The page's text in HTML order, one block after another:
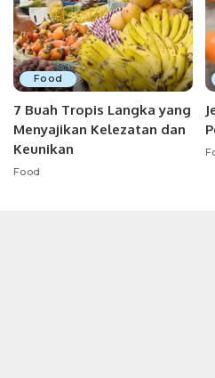
Food
7 Buah Tropis Langka yang
Menyajikan Kelezatan dan
Keunikan
Food